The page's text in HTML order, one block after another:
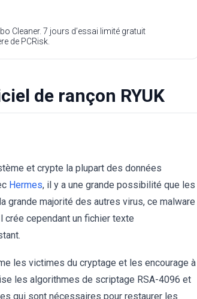
Cleaner. 7 jours d’essai limité gratuit
de PCRisk.
de rançon RYUK
et crypte la plupart des données
Hermes, il y a une grande possibilité que les
grande majorité des autres virus, ce malware
crée cependant un fichier texte
les victimes du cryptage et les encourage à
les algorithmes de scriptage RSA-4096 et
qui sont nécessaires pour restaurer les